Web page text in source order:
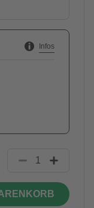
Infos